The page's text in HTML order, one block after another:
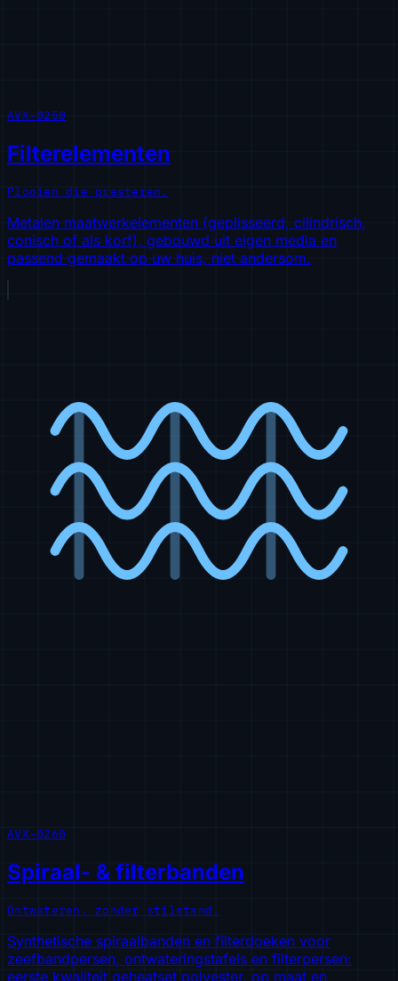
AVX-0250
Filterelementen
Plooien die presteren.
Metalen maatwerkelementen (geplisseerd, cilindrisch,
conisch of als korf), gebouwd uit eigen media en
passend gemaakt op uw huis, niet andersom.
AVX-0260
Spiraal- & filterbanden
Ontwateren, zonder stilstand.
Synthetische spiraalbanden en filterdoeken voor
zeefbandpersen, ontwateringstafels en filterpersen:
eerste kwaliteit geheatset polyester, op maat en